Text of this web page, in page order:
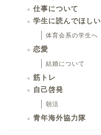
仕事について
学生に読んでほしい
体育会系の学生へ
恋愛
結婚について
筋トレ
自己啓発
朝活
青年海外協力隊